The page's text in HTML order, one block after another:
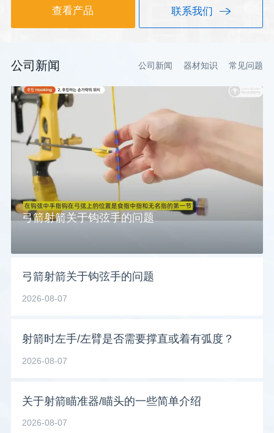
查看产品 联系我们
公司新闻 公司新闻 器材知识 常见问题
弓箭射箭关于钩弦手的问题
弓箭射箭关于钩弦手的问题
2026-08-07
射箭时左手/左臂是否需要撑直或着有弧度？
2026-08-07
关于射箭瞄准器/瞄头的一些简单介绍
2026-08-07